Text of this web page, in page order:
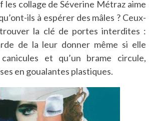
les collage de Séverine Métraz aime
ils à espérer des mâles ? Ceux-
la clé de portes interdites :
de la leur donner même si elle
et qu’un brame circule,
en goualantes plastiques.